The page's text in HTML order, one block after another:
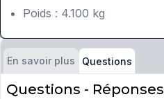
Poids : 4.100 kg
En savoir plus Questions
Questions - Réponses